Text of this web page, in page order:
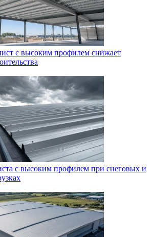
с высоким профилем снижает
с высоким профилем при снеговых и